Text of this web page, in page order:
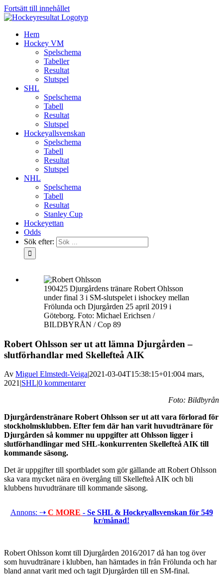
Fortsätt till innehållet
Hem
Hockey VM
Spelschema
Tabeller
Resultat
Slutspel
SHL
Spelschema
Tabell
Resultat
Slutspel
Hockeyallsvenskan
Spelschema
Tabell
Resultat
Slutspel
NHL
Spelschema
Tabell
Resultat
Stanley Cup
Hockeyettan
Odds
Sök efter:
190425 Djurgårdens tränare Robert Ohlsson
under final 3 i SM-slutspelet i ishockey mellan
Frölunda och Djurgården 25 april 2019 i
Göteborg. Foto: Michael Erichsen /
BILDBYRÅN / Cop 89
Robert Ohlsson ser ut att lämna Djurgården –
slutförhandlar med Skellefteå AIK
Av Miguel Elmstedt-Veiga|2021-03-04T15:38:15+01:004 mars,
2021|SHL|0 kommentarer
Foto: Bildbyrån
Djurgårdenstränare Robert Ohlsson ser ut att vara förlorad för
stockholmsklubben. Efter fem där han varit huvudtränare för
Djurgården så kommer nu uppgifter att Ohlsson ligger i
slutförhandlingar med SHL-konkurrenten Skellefteå AIK till
kommande säsong.
Det är uppgifter till sportbladet som gör gällande att Robert Ohlsson
ska vara mycket nära en övergång till Skellefteå AIK och bli
klubbens huvudtränare till kommande säsong.
Annons: ⇢ C MORE - Se SHL & Hockeyallsvenskan för 549
kr/månad!
Robert Ohlsson komt till Djurgården 2016/2017 då han tog över
som huvudtränare i klubben, han hämtades in från Frölunda och har
bland annat varit med och tagit Djurgården till en SM-final.